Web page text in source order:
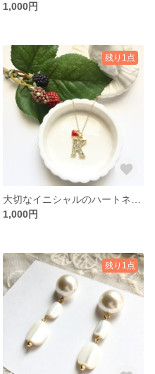
1,000円
残り1点
1,000円
残り1点